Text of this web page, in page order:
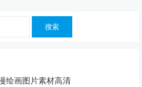
绘画图片素材高清